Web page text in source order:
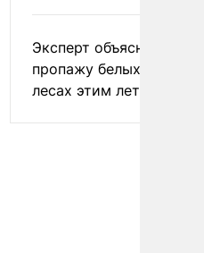
Эксперт объяснил
пропажу белых грибов
лесах этим летом